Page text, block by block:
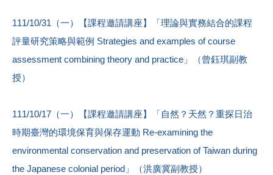
111/10/31（一）【課程邀請講座】「理論與實務結合的課程
評量研究策略與範例 Strategies and examples of course
assessment combining theory and practice」（曾鈺琪副教
授）
111/10/17（一）【課程邀請講座】「自然？天然？重探日治
時期臺灣的環境保育與保存運動 Re-examining the
environmental conservation and preservation of Taiwan during
the Japanese colonial period」（洪廣冀副教授）